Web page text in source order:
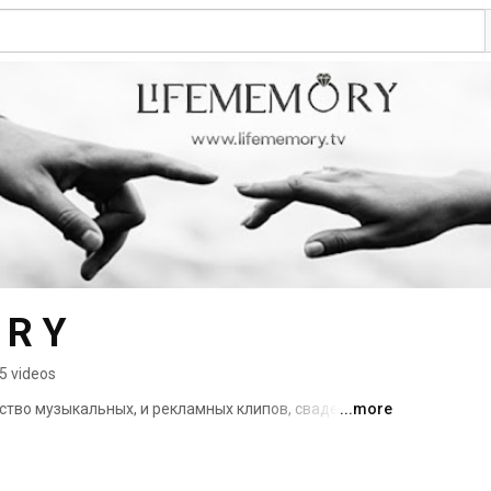
Y
videos
музыкальных, и рекламных клипов, свадебных, и
...more